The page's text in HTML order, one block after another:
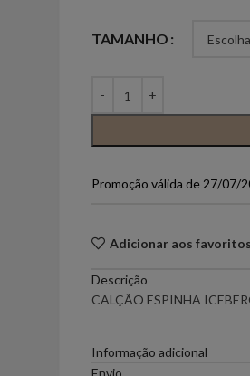
PONTO CHIC COLLECTION –
GOA GOA ICE
LOCOLUXO
SCOTCH & SODA
TAMANHO
Promoção válida de 27/07/
Adicionar aos favoritos
Descrição
CALÇÃO ESPINHA
Informação adicional
Envio